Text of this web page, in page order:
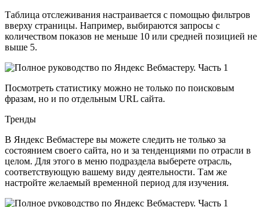
Таблица отслеживания настраивается с помощью фильтров
вверху страницы. Например, выбираются запросы с
количеством показов не меньше 10 или средней позицией не
выше 5.
Посмотреть статистику можно не только по поисковым
фразам, но и по отдельным URL сайта.
Тренды
В Яндекс Вебмастере вы можете следить не только за
состоянием своего сайта, но и за тенденциями по отрасли в
целом. Для этого в меню подраздела выберете отрасль,
соответствующую вашему виду деятельности. Там же
настройте желаемый временной период для изучения.